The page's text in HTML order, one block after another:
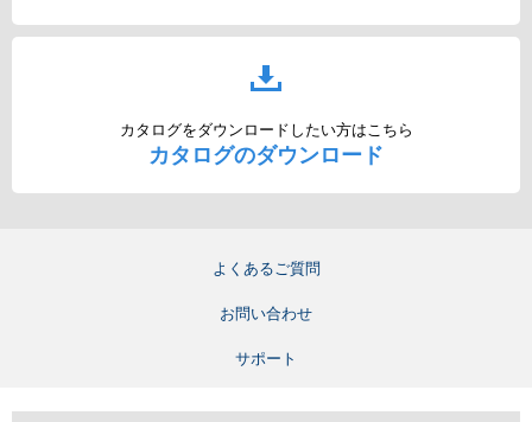
カタログをダウンロードしたい方はこちら
カタログのダウンロード
よくあるご質問
お問い合わせ
サポート